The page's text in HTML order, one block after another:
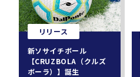
リリース
新ソサイチボール
【CRUZBOLA（クルズ
ボーラ）】誕生